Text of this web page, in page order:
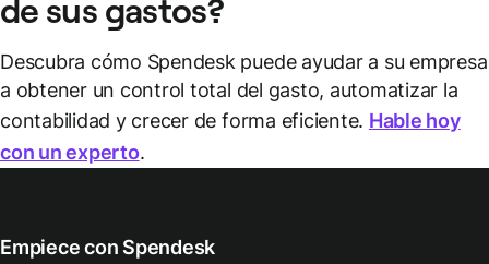
de sus gastos?
Descubra cómo Spendesk puede ayudar a su empresa
a obtener un control total del gasto, automatizar la
contabilidad y crecer de forma eficiente. Hable hoy
con un experto.
Empiece con Spendesk